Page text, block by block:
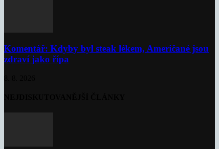
Komentář: Kdyby byl steak lékem, Američané jsou
zdraví jako řípa